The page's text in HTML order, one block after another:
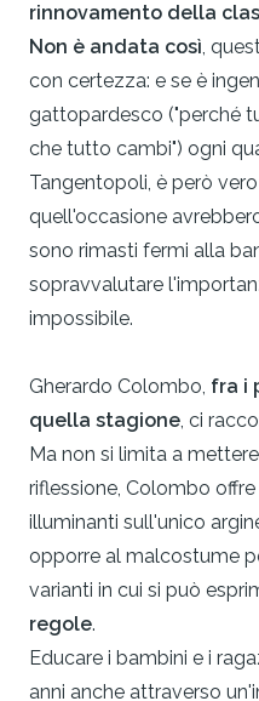
rinnovamento della
Non è andata così,
con certezza: e se è
gattopardesco ("perché
che tutto cambi") ogni
Tangentopoli, è però
quell'occasione
sono rimasti fermi alla
sopravvalutare
impossibile.
Gherardo Colombo, fra i
quella stagione, ci
Ma non si limita a
riflessione, Colombo
illuminanti sull'unico
opporre al malcostume
varianti in cui si può
regole.
Educare i bambini e i
anni anche attraverso